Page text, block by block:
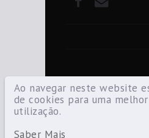
Ao navegar neste website
de cookies para uma
utilização.
Saber Mais
©2021 Diocese de
direitos reservados.